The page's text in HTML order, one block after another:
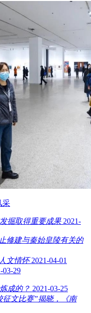
采
掘取得重要成果 2021-
修建与秦始皇陵有关的
文情怀 2021-04-01
03-29
成的？ 2021-03-25
征文比赛”揭晓，《南